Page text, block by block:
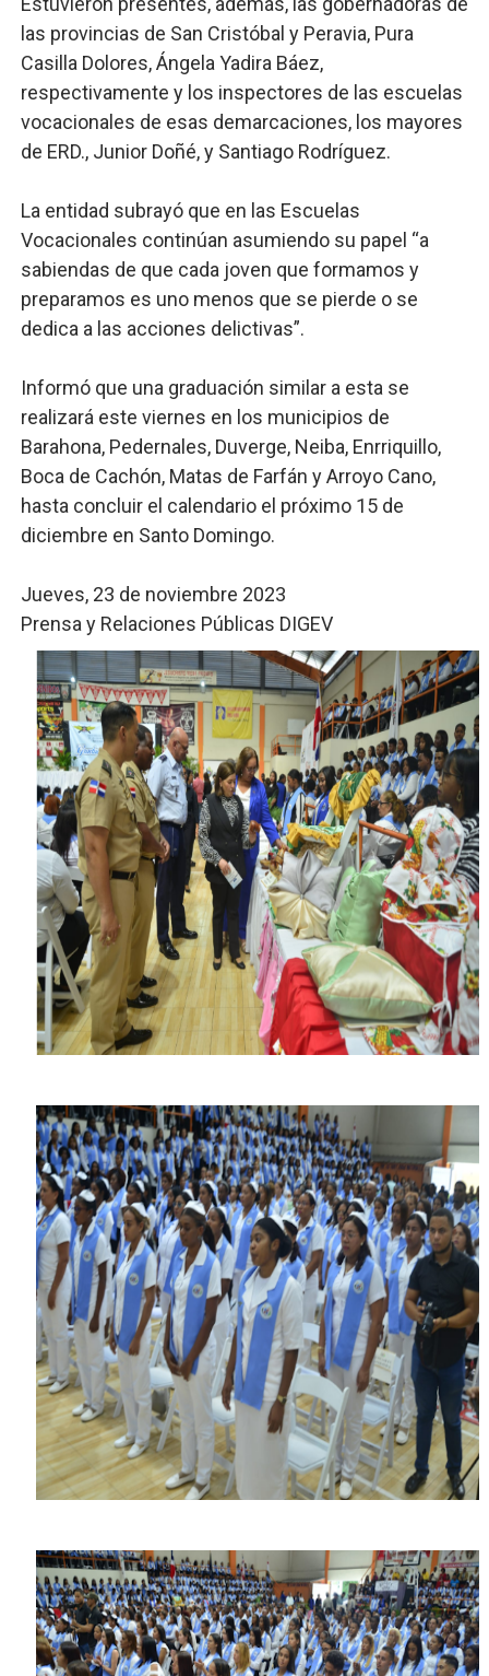
las provincias de San Cristóbal y Peravia, Pura
Casilla Dolores, Ángela Yadira Báez,
respectivamente y los inspectores de las escuelas
vocacionales de esas demarcaciones, los mayores
de ERD., Junior Doñé, y Santiago Rodríguez.
La entidad subrayó que en las Escuelas
Vocacionales continúan asumiendo su papel “a
sabiendas de que cada joven que formamos y
preparamos es uno menos que se pierde o se
dedica a las acciones delictivas”.
Informó que una graduación similar a esta se
realizará este viernes en los municipios de
Barahona, Pedernales, Duverge, Neiba, Enrriquillo,
Boca de Cachón, Matas de Farfán y Arroyo Cano,
hasta concluir el calendario el próximo 15 de
diciembre en Santo Domingo.
Jueves, 23 de noviembre 2023
Prensa y Relaciones Públicas DIGEV